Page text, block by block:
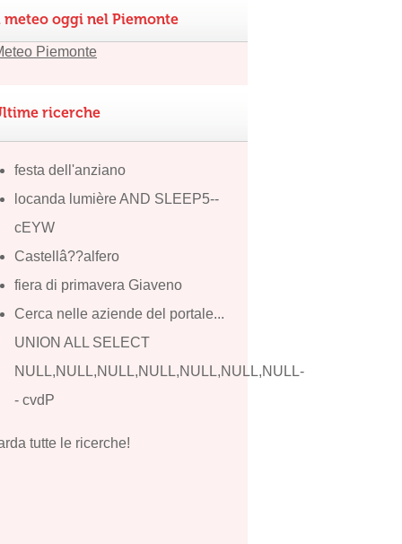
meteo oggi nel Piemonte
ricerche
festa dell'anziano
locanda lumière AND SLEEP5--
cEYW
Castellâ??alfero
fiera di primavera Giaveno
Cerca nelle aziende del portale...
UNION ALL SELECT
NULL,NULL,NULL,NULL,NULL,NULL,NULL-
- cvdP
tutte le ricerche!